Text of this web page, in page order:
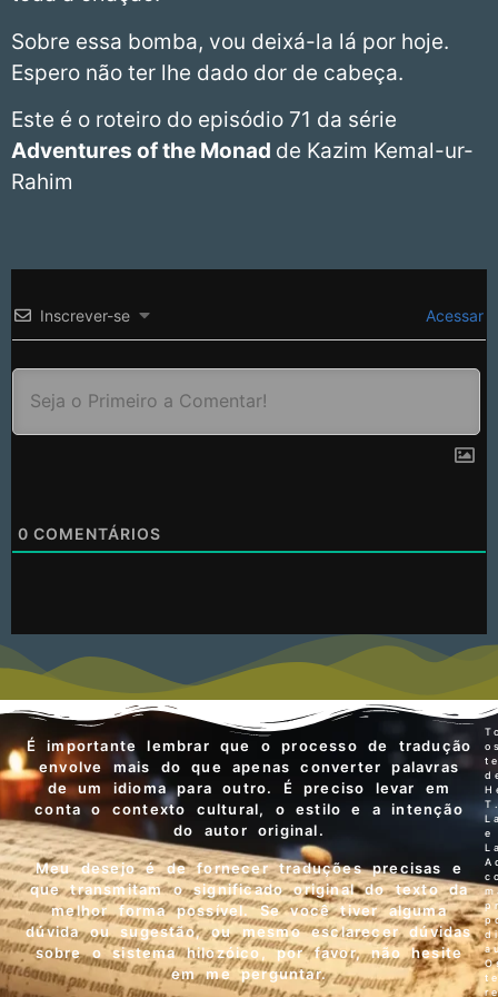
Sobre essa bomba, vou deixá-la lá por hoje.
Espero não ter lhe dado dor de cabeça.
Este é o roteiro do episódio 71 da série
Adventures of the Monad de Kazim Kemal-ur-
Rahim
Inscrever-se Acessar
0 COMENTÁRIOS
É importante lembrar que o processo de tradução
envolve mais do que apenas converter palavras
de um idioma para outro. É preciso levar em
conta o contexto cultural, o estilo e a intenção
do autor original.
Meu desejo é de fornecer traduções precisas e
que transmitam o significado original do texto da
melhor forma possível. Se você tiver alguma
dúvida ou sugestão, ou mesmo esclarecer dúvidas
sobre o sistema hilozóico, por favor, não hesite
em me perguntar.
e